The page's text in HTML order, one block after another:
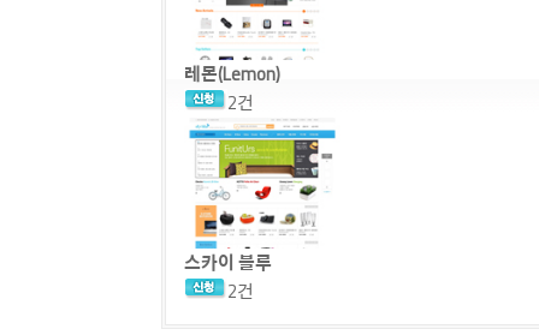
레몬(Lemon)
2건
스카이 블루
2건